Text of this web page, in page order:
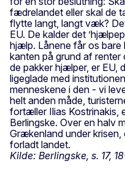
fædrelandet eller skal de
flytte langt, langt væk?
EU. De kalder det
hjælp. Lånene får os
kanten på grund af renter
de pakker hjælper, er EU,
ligeglade med
menneskene i den - vi
helt anden måde,
fortæller Ilias Kostrinakis,
Berlingske. Over en halv
Grækenland under
forladt landet.
Kilde: Berlingske, s. 17,